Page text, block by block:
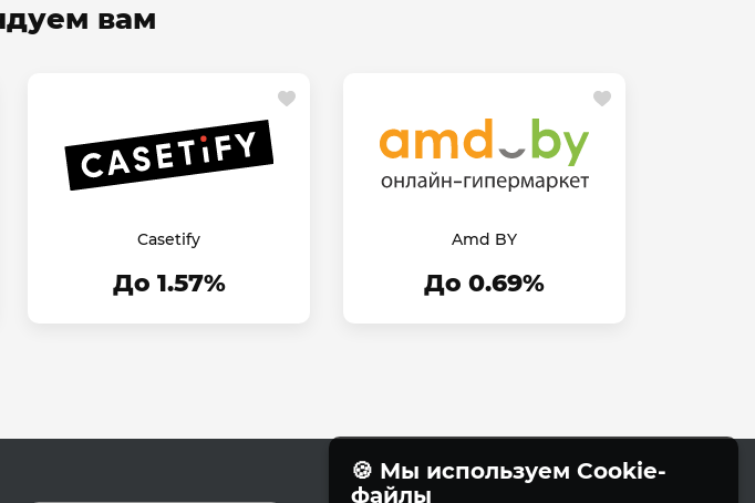
вам
Casetify
До 1.57%
Amd BY
До 0.69%
🍪 Мы используем Cookie-
файлы